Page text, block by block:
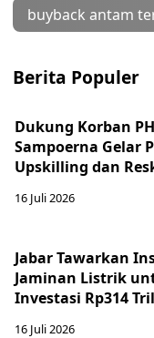
buyback antam
Berita Populer
Dukung Korban
Sampoerna Gelar
Upskilling dan
16 Juli 2026
Jabar Tawarkan
Jaminan Listrik
Investasi Rp314
16 Juli 2026